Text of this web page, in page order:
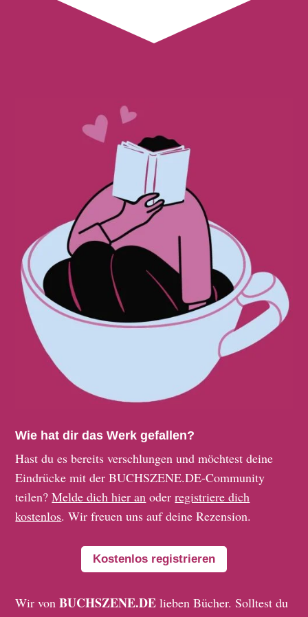
Wie hat dir das Werk gefallen?
Hast du es bereits verschlungen und möchtest deine
Eindrücke mit der BUCHSZENE.DE-Community
teilen?Melde dich hier an oderregistriere dich
kostenlos. Wir freuen uns auf deine Rezension.
Kostenlos registrieren
Wir vonBUCHSZENE.DE lieben Bücher. Solltest du